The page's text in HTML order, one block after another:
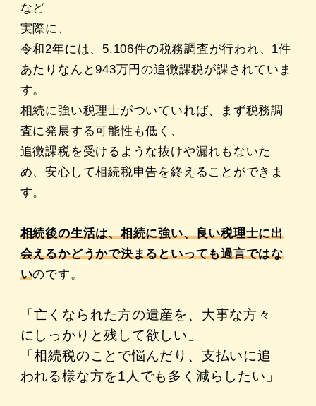
など
実際に、
令和2年には、5,106件の税務調査が行われ、1件
あたりなんと943万円の追徴課税が課されていま
す。
相続に強い税理士がついていれば、まず税務調
査に発展する可能性も低く、
追徴課税を受けるような抜けや漏れもないた
め、安心して相続税申告を終えることができま
す。
相続後の生活は、相続に強い、良い税理士に出
会えるかどうかで決まるといっても過言ではな
いのです。
「亡くなられた方の遺産を、大事な方々
にしっかりと残して欲しい」
「相続税のことで悩んだり、支払いに追
われる様な方を1人でも多く減らしたい」